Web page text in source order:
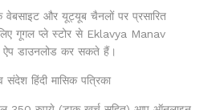
और यूट्यूब चैनलों पर प्रसारित
गूगल प्ले स्टोर से Eklavya Manav
ऐप डाउनलोड कर सकते हैं।
हिंदी मासिक पत्रिका